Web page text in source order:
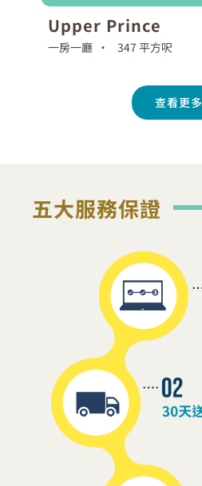
Upper Prince
一房一廳 • 347 平方呎
查看更多
五大服務保證